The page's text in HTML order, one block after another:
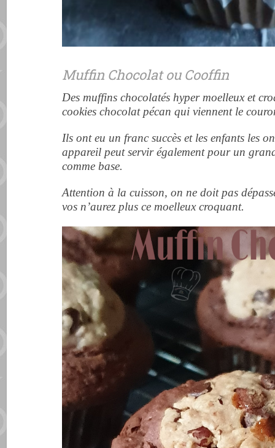
Muffin Chocolat ou Cooffin
Des muffins chocolatés hyper moelleux et
cookies chocolat pécan qui viennent le
Ils ont eu un franc succès et les enfants les
appareil peut servir également pour un
comme base.
Attention à la cuisson, on ne doit pas
vos n’aurez plus ce moelleux croquant.